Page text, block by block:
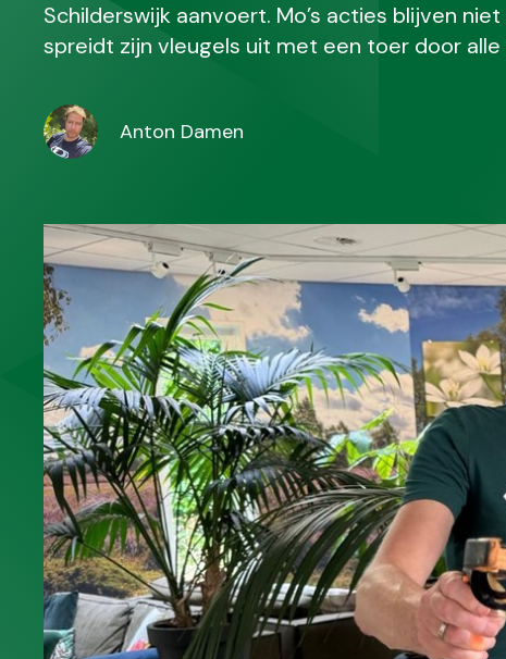
Schilderswijk aanvoert. Mo’s acties blijven
spreidt zijn vleugels uit met een toer door
Anton Damen